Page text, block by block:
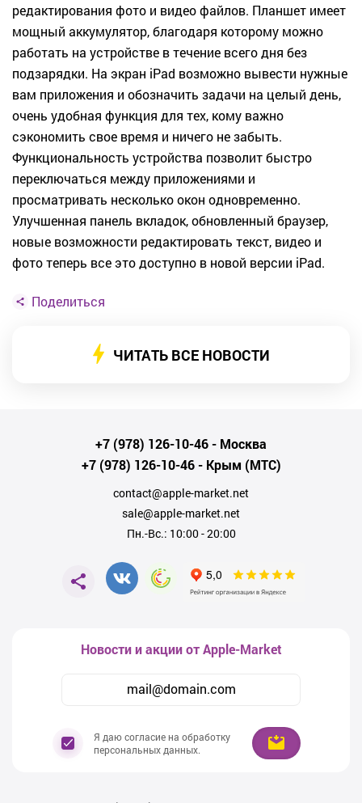
редактирования фото и видео файлов. Планшет имеет
мощный аккумулятор, благодаря которому можно
работать на устройстве в течение всего дня без
подзарядки. На экран iPad возможно вывести нужные
вам приложения и обозначить задачи на целый день,
очень удобная функция для тех, кому важно
сэкономить свое время и ничего не забыть.
Функциональность устройства позволит быстро
переключаться между приложениями и
просматривать несколько окон одновременно.
Улучшенная панель вкладок, обновленный браузер,
новые возможности редактировать текст, видео и
фото теперь все это доступно в новой версии iPad.
Поделиться
ЧИТАТЬ ВСЕ НОВОСТИ
+7 (978) 126-10-46- Москва
+7 (978) 126-10-46- Крым (МТС)
contact@apple-market.net
sale@apple-market.net
Пн.-Вс.: 10:00 - 20:00
Новости и акции от Apple-Market
Я даю согласие на обработку
персональных данных.